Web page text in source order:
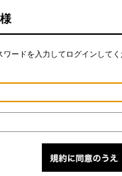
ワードを入力してログインしてく